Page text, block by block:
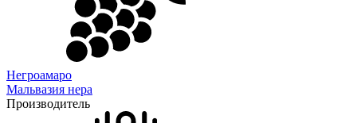
Негроамаро
Мальвазия нера
Производитель